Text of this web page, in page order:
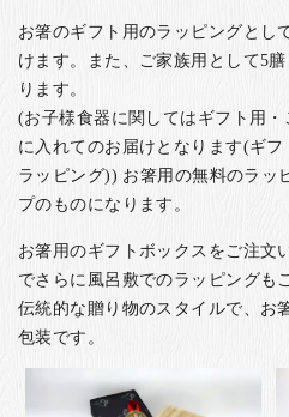
お箸のギフト用のラッピングとし
けます。また、ご家族用として5
ります。
(お子様食器に関してはギフト用
に入れてのお届けとなります(ギ
ラッピング)) お箸用の無料のラッ
プのものになります。
お箸用のギフトボックスをご注文
でさらに風呂敷でのラッピングも
伝統的な贈り物のスタイルで、お
包装です。